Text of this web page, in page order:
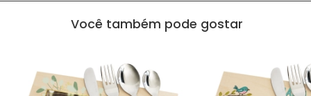
Você também pode gostar